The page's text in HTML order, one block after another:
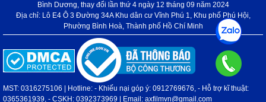
Bình Dương, thay đổi lần thứ 4 ngày 12 tháng 09 năm 2024
Địa chỉ: Lô E4 Ô 3 Đường 34A Khu dân cư Vĩnh Phú 1, Khu phố Phú Hội,
Phường Bình Hoà, Thành phố Hồ Chí Minh
MST: 0316275106 | Hotline: - Khiếu nại góp ý: 0912769676, - Hỗ trợ kĩ thuật:
0365361939, - CSKH: 0392373969 | Email: axfilmvn@gmail.com